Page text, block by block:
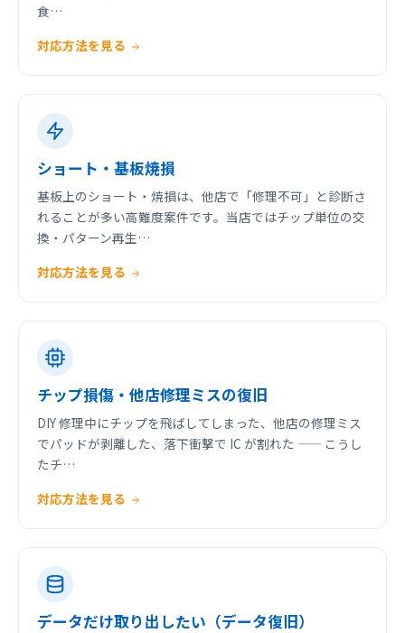
食…
対応方法を見る
ショート・基板焼損
基板上のショート・焼損は、他店で「修理不可」と診断さ
れることが多い高難度案件です。当店ではチップ単位の交
換・パターン再生…
対応方法を見る
チップ損傷・他店修理ミスの復旧
DIY 修理中にチップを飛ばしてしまった、他店の修理ミス
でパッドが剥離した、落下衝撃で IC が割れた —— こうし
たチ…
対応方法を見る
データだけ取り出したい（データ復旧）